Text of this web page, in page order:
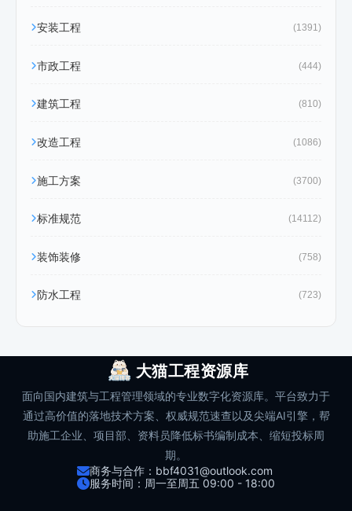
安装工程 (1391)
市政工程 (444)
建筑工程 (810)
改造工程 (1086)
施工方案 (3700)
标准规范 (14112)
装饰装修 (758)
防水工程 (723)
大猫工程资源库
面向国内建筑与工程管理领域的专业数字化资源库。平台致力于
通过高价值的落地技术方案、权威规范速查以及尖端AI引擎，帮
助施工企业、项目部、资料员降低标书编制成本、缩短投标周
期。
商务与合作：bbf4031@outlook.com
服务时间：周一至周五 09:00 - 18:00